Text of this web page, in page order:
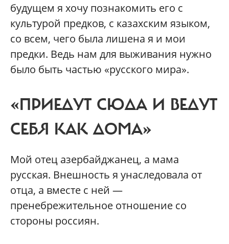
будущем я хочу познакомить его с
культурой предков, с казахским языком,
со всем, чего была лишена я и мои
предки. Ведь нам для выживания нужно
было быть частью «русского мира».
«ПРИЕДУТ СЮДА И ВЕДУТ
СЕБЯ КАК ДОМА»
Мой отец азербайджанец, а мама
русская. Внешность я унаследовала от
отца, а вместе с ней —
пренебрежительное отношение со
стороны россиян.